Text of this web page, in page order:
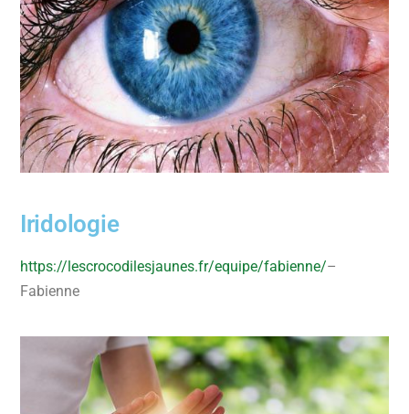
Iridologie
https://lescrocodilesjaunes.fr/equipe/fabienne/–
Fabienne